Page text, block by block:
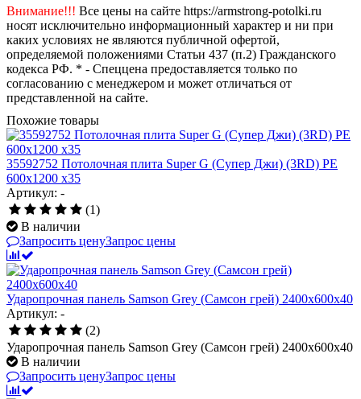
Внимание!!! Все цены на сайте https://armstrong-potolki.ru
носят исключительно информационный характер и ни при
каких условиях не являются публичной офертой,
определяемой положениями Статьи 437 (п.2) Гражданского
кодекса РФ. * - Спеццена предоставляется только по
согласованию с менеджером и может отличаться от
представленной на сайте.
Похожие товары
35592752 Потолочная плита Super G (Супер Джи) (3RD) PE
600x1200 x35
Артикул: -
(1)
В наличии
Запросить ценуЗапрос цены
Ударопрочная панель Samson Grey (Самсон грей) 2400x600x40
Артикул: -
(2)
Ударопрочная панель Samson Grey (Самсон грей) 2400x600x40
В наличии
Запросить ценуЗапрос цены